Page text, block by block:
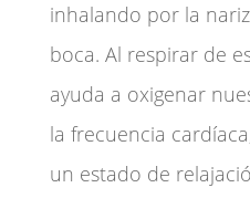
inhalando por la
boca. Al respirar de
ayuda a oxigenar
la frecuencia
un estado de